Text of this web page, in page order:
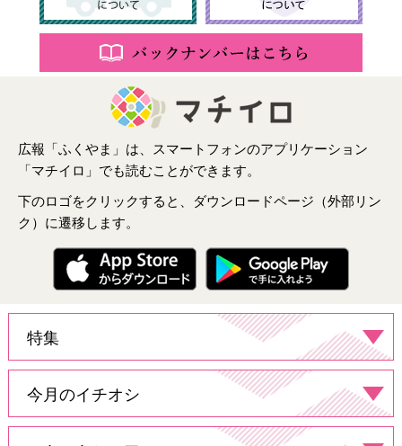
広報「ふくやま」は、スマートフォンのアプリケーション
「マチイロ」でも読むことができます。
下のロゴをクリックすると、ダウンロードページ（外部リン
ク）に遷移します。
特集
今月のイチオシ